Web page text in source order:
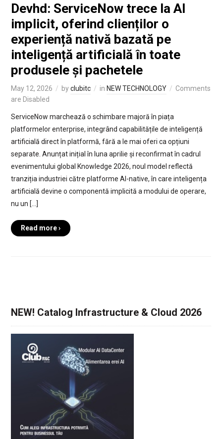
Devhd: ServiceNow trece la AI
implicit, oferind clienților o
experiență nativă bazată pe
inteligență artificială în toate
produsele și pachetele
May 12, 2026 byclubitc in NEW TECHNOLOGY
Comments
are Disabled
ServiceNow marchează o schimbare majoră în piața
platformelor enterprise, integrând capabilitățile de inteligență
artificială direct în platformă, fără a le mai oferi ca opțiuni
separate. Anunțat inițial în luna aprilie și reconfirmat în cadrul
evenimentului global Knowledge 2026, noul model reflectă
tranziția industriei către platforme AI-native, în care inteligența
artificială devine o componentă implicită a modului de operare,
nu un […]
Read more ›
NEW! Catalog Infrastructure & Cloud 2026